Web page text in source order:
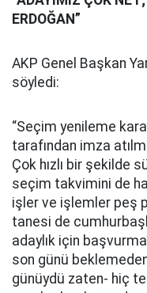
ERDOĞAN”
AKP Genel Başkan
söyledi:
“Seçim yenileme
tarafından imza
Çok hızlı bir şekilde
seçim takvimini de
işler ve işlemler peş
tanesi de
adaylık için
son günü
günüydü zaten- hiç